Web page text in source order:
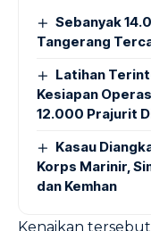
Sebanyak
Tangerang
Latihan
Kesiapan
12.000 Prajurit
Kasau
Korps Marinir,
dan Kemhan
Kenaikan